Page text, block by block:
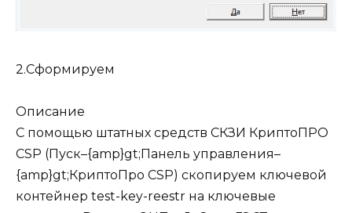
2.Сформируем
Описание
С помощью штатных средств СКЗИ КриптоПРО
CSP (Пуск–{amp}gt;Панель управления–
{amp}gt;КриптоПро CSP) скопируем ключевой
контейнер test-key-reestr на ключевые